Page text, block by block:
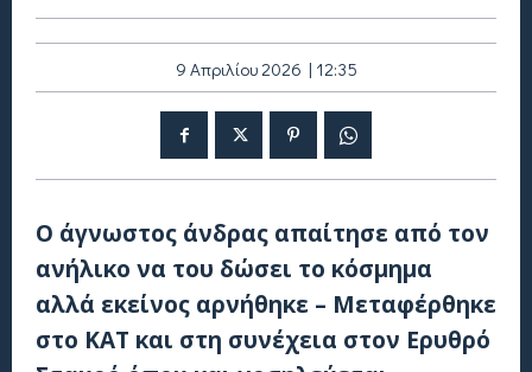
9 Απριλίου 2026 | 12:35
Ο άγνωστος άνδρας απαίτησε από τον
ανήλικο να του δώσει το κόσμημα
αλλά εκείνος αρνήθηκε – Μεταφέρθηκε
στο ΚΑΤ και στη συνέχεια στον Ερυθρό